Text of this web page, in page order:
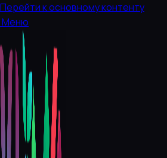
Перейти к основному контенту
Меню